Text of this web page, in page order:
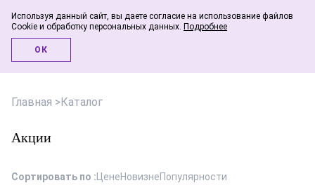
Главная >Каталог
Акции
Сортировать по : ЦенеНовизнеПопулярности
Используя данный сайт, вы даете согласие на использование файлов
Cookie и обработку персональных данных. Подробнее
ОК